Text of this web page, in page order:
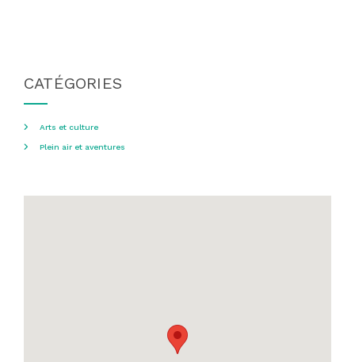
CATÉGORIES
Arts et culture
Plein air et aventures